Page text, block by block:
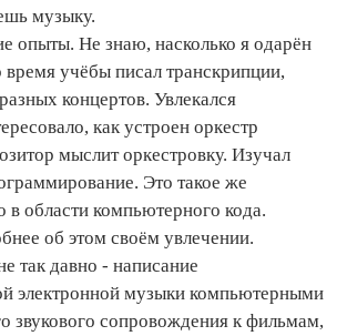
музыку.
опыты. Не знаю, насколько я одарён
время учёбы писал транскрипции,
концертов. Увлекался
как устроен оркестр
мыслит оркестровку. Изучал
Это такое же
в области компьютерного кода.
об этом своём увлечении.
так давно - написание
электронной музыки компьютерными
звукового сопровождения к фильмам,